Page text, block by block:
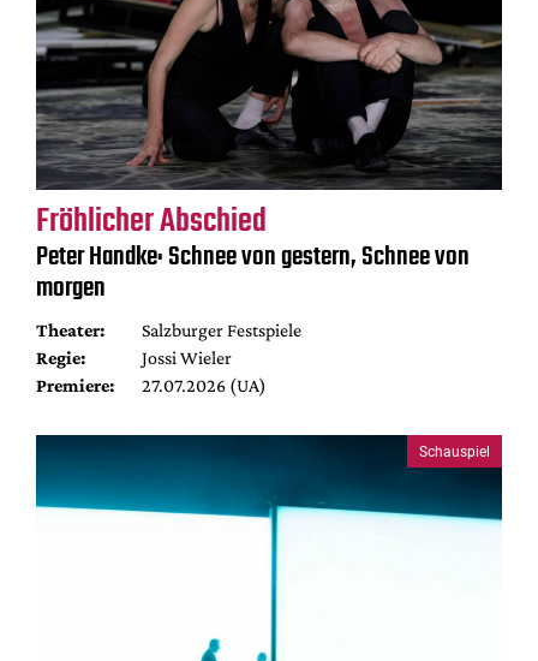
Fröhlicher Abschied
Peter Handke: Schnee von gestern, Schnee von
morgen
Theater:
Salzburger Festspiele
Regie:
Jossi Wieler
Premiere:
27.07.2026 (UA)
Schauspiel